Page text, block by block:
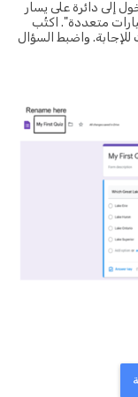
دائرة على يسار
متعددة". اكتُب
واضبط السؤال